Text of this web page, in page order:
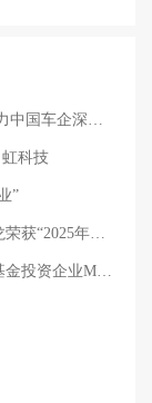
科技
”